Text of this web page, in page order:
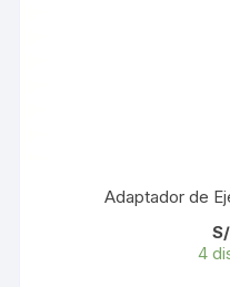
Adaptador de
S/
4